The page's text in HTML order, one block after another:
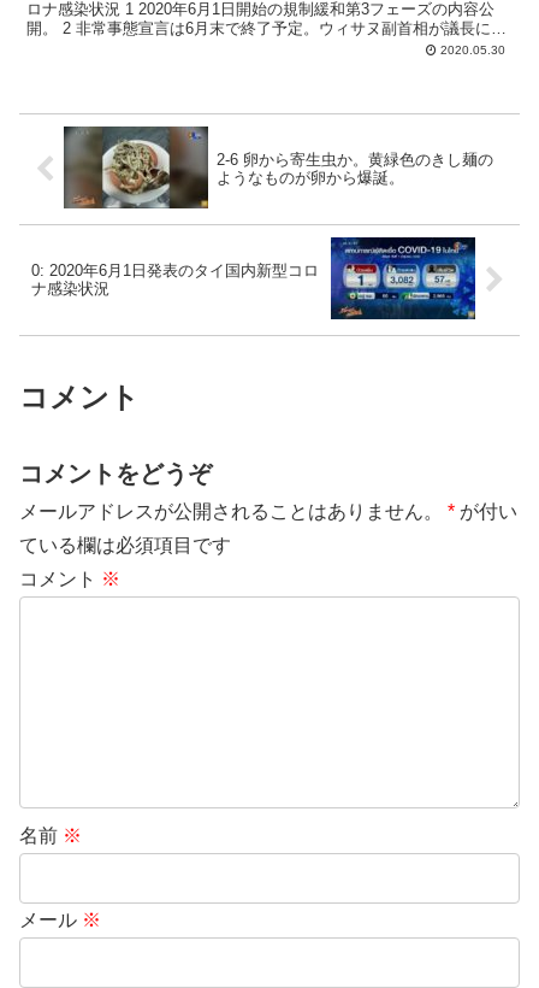
ロナ感染状況 1 2020年6月1日開始の規制緩和第3フェーズの内容公
開。 2 非常事態宣言は6月末で終了予定。ウィサヌ副首相が議長にな
2020.05.30
2-6 卵から寄生虫か。黄緑色のきし麺の
ようなものが卵から爆誕。
0: 2020年6月1日発表のタイ国内新型コロ
ナ感染状況
コメント
コメントをどうぞ
メールアドレスが公開されることはありません。 * が付い
ている欄は必須項目です
コメント ※
名前 ※
メール ※